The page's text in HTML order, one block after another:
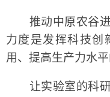
推动中原农谷进
力度是发挥科技创
用、提高生产力水平
让实验室的科研